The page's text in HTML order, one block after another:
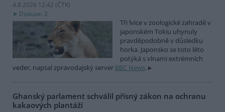
4.8.2026 12:42 (ČTK)
Diskuse: 2
Tři lvice v zoologické zahradě v
japonském Tokiu uhynuly
pravděpodobně v důsledku
horka. Japonsko se toto léto
potýká s vlnami extrémních
veder, napsal zpravodajský server BBC News.
Ghanský parlament schválil přísný zákon na ochranu
kakaových plantáží